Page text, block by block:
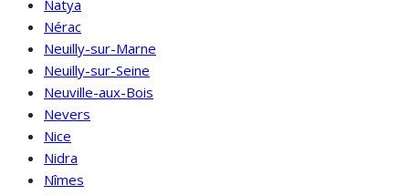
Natya
Nérac
Neuilly-sur-Marne
Neuilly-sur-Seine
Neuville-aux-Bois
Nevers
Nice
Nidra
Nîmes